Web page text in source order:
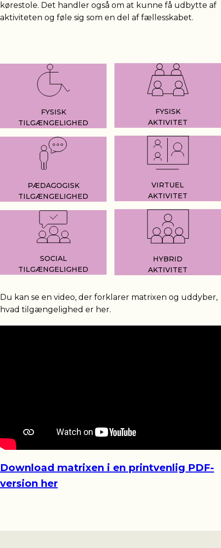
kørestole. Det handler også om at kunne få udbytte af
aktiviteten og føle sig som en del af fællesskabet.
FYSISK
AKTIVITET
VIRTUEL
AKTIVITET
HYBRID
AKTIVITET
FYSISK
TILGÆNGELIGHED
PÆDAGOGISK
TILGÆNGELIGHED
SOCIAL
TILGÆNGELIGHED
Du kan se en video, der forklarer matrixen og uddyber,
hvad tilgængelighed er her.
Download matrixen i en printvenlig PDF-
version her